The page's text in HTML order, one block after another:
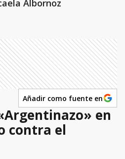
Albornoz
Añadir como fuente en
en
contra el